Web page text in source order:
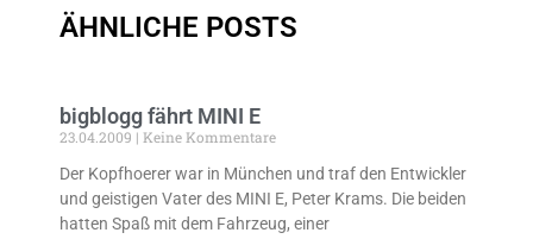
ÄHNLICHE POSTS
bigblogg fährt MINI E
23.04.2009
Keine Kommentare
Der Kopfhoerer war in München und traf den Entwickler
und geistigen Vater des MINI E, Peter Krams. Die beiden
hatten Spaß mit dem Fahrzeug, einer